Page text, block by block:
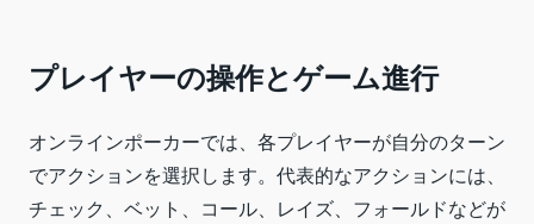
プレイヤーの操作とゲーム進行
オンラインポーカーでは、各プレイヤーが自分のターン
でアクションを選択します。代表的なアクションには、
チェック、ベット、コール、レイズ、フォールドなどが